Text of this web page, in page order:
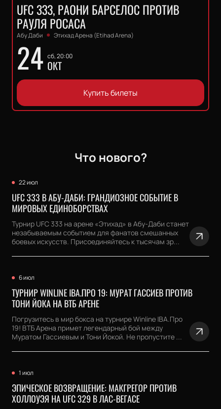
UFC 333, РАОНИ БАРСЕЛОС ПРОТИВ
РАУЛЯ РОСАСА
Абу Даби Этихад Арена (Etihad Arena)
24 сб, 20:00
ОКТ
Купить билеты
Что нового?
22 июл
UFC 333 В АБУ-ДАБИ: ГРАНДИОЗНОЕ СОБЫТИЕ В
МИРОВЫХ ЕДИНОБОРСТВАХ
Турнир UFC 333 на арене «Этихад» в Абу-Даби станет
незабываемым событием для фанатов смешанных
боевых искусств. Присоединяйтесь к тысячам зр...
6 июл
ТУРНИР WINLINE IBA.ПРО 19: МУРАТ ГАССИЕВ ПРОТИВ
ТОНИ ЙОКА НА ВТБ АРЕНЕ
Погрузитесь в мир бокса на турнире Winline IBA.Про
19! ВТБ Арена примет легендарный бой между
Муратом Гассиевым и Тони Йокой. Не пропустите ...
1 июл
ЭПИЧЕСКОЕ ВОЗВРАЩЕНИЕ: МАКГРЕГОР ПРОТИВ
ХОЛЛОУЭЯ НА UFC 329 В ЛАС-ВЕГАСЕ